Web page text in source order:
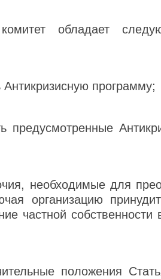
комитет обладает
программу;
предусмотренные
необходимые для
организацию
частной собственности
положения